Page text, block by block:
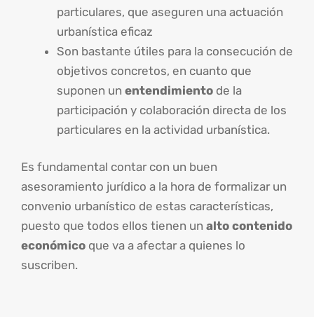
particulares, que aseguren una actuación
urbanística eficaz
Son bastante útiles para la consecución de
objetivos concretos, en cuanto que
suponen un entendimiento de la
participación y colaboración directa de los
particulares en la actividad urbanística.
Es fundamental contar con un buen
asesoramiento jurídico a la hora de formalizar un
convenio urbanístico de estas características,
puesto que todos ellos tienen un alto contenido
económico que va a afectar a quienes lo
suscriben.